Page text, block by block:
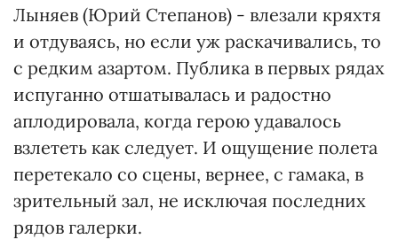
Лыняев (Юрий Степанов) - влезали кряхтя
и отдуваясь, но если уж раскачивались, то
с редким азартом. Публика в первых рядах
испуганно отшатывалась и радостно
аплодировала, когда герою удавалось
взлететь как следует. И ощущение полета
перетекало со сцены, вернее, с гамака, в
зрительный зал, не исключая последних
рядов галерки.